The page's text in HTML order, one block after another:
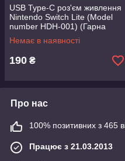
USB Type-C роз'єм живлення
Nintendo Switch Lite (Model
number HDH-001) (Гарна
якість)
Немає в наявності
190 ₴
Про нас
100% позитивних з 465
Працює з 21.03.2013